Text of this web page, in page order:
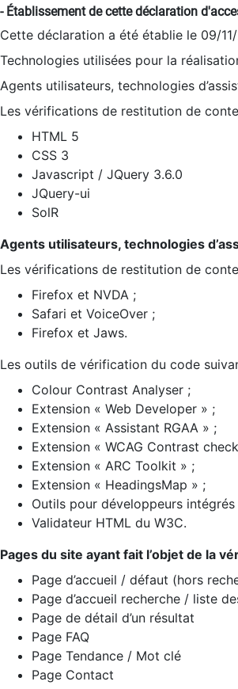
- Établissement de cette déclaration
Cette déclaration a été établie le 09/
Technologies utilisées pour la
Agents utilisateurs, technologies
Les vérifications de restitution de
HTML 5
CSS 3
Javascript / JQuery 3.6.0
JQuery-ui
SolR
Agents utilisateurs, technologies
Les vérifications de restitution de
Firefox et NVDA ;
Safari et VoiceOver ;
Firefox et Jaws.
Les outils de vérification du code
Colour Contrast Analyser ;
Extension « Web Developer » ;
Extension « Assistant RGAA » ;
Extension « WCAG Contrast
Extension « ARC Toolkit » ;
Extension « HeadingsMap » ;
Outils pour développeurs
Validateur HTML du W3C.
Pages du site ayant fait l’objet de la
Page d’accueil / défaut (hors
Page d’accueil recherche / liste
Page de détail d’un résultat
Page FAQ
Page Tendance / Mot clé
Page Contact